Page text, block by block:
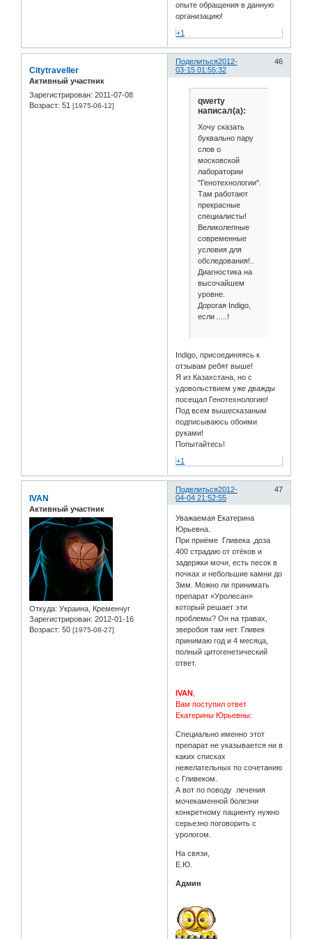
опыте обращения в данную
организацию!
+1
Поделиться 46
2012-
03-15 01:55:32
Citytraveller
Активный участник
Зарегистрирован: 2011-07-08
Возраст: 51 [1975-06-12]
qwerty
написал(а):
Хочу сказать
буквально пару
слов о
московской
лаборатории
"Генотехнологии".
Там работают
прекрасные
специалисты!
Великолепные
современные
условия для
обследования!..
Диагностика на
высочайшем
уровне.
Дорогая Indigo,
если .....!
Indigo, присоединяясь к
отзывам ребят выше!
Я из Казахстана, но с
удовольствием уже дважды
посещал Генотехнологию!
Под всем вышесказаным
подписываюсь обоими
руками!
Попытайтесь!
+1
Поделиться 47
2012-
04-04 21:52:55
IVAN
Активный участник
Откуда: Украина, Кременчуг
Зарегистрирован: 2012-01-16
Возраст: 50 [1975-08-27]
Уважаемая Екатерина
Юрьевна.
При приёме Гливека ,доза
400 страдаю от отёков и
задержки мочи, есть песок в
почках и небольшие камни до
3мм. Можно ли принимать
препарат «Уролесан»
который решает эти
проблемы? Он на травах,
зверобоя там нет. Гливек
принимаю год и 4 месяца,
полный цитогенетический
ответ.
IVAN
Вам поступил ответ
Екатерины Юрьевны:
Специально именно этот
препарат не указывается ни в
каких списках
нежелательных по сочетанию
с Гливеком.
А вот по поводу лечения
мочекаменной болезни
конкретному пациенту нужно
серьезно поговорить с
урологом.
На связи,
Е.Ю.
Админ